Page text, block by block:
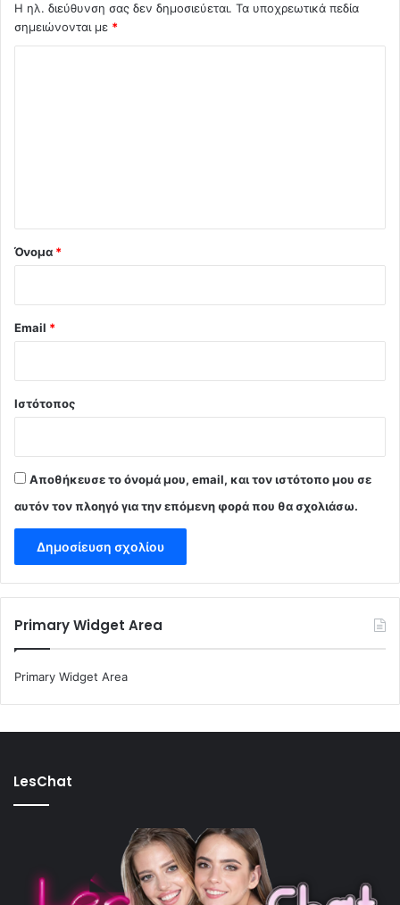
Η ηλ. διεύθυνση σας δεν δημοσιεύεται. Τα υποχρεωτικά πεδία
σημειώνονται με *
Όνομα *
Email *
Ιστότοπος
Αποθήκευσε το όνομά μου, email, και τον ιστότοπο μου σε
αυτόν τον πλοηγό για την επόμενη φορά που θα σχολιάσω.
Primary Widget Area
Primary Widget Area
LesChat